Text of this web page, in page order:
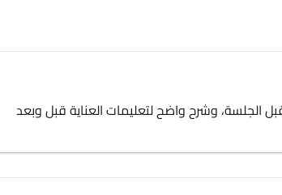
الجلسة، وشرح واضح لتعليمات العناية قبل وبعد